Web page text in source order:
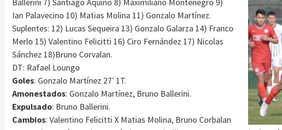
Ian Palavecino 10) Matias Molina 11) Gonzalo Martínez.
Suplentes: 12) Lucas Sequeira 13) Gonzalo Galarza 14) Franco
Merlo 15) Valentino Felicitti 16) Ciro Fernández 17) Nicolas
Sánchez 18)Bruno Corvalan.
DT: Rafael Loungo
Goles: Gonzalo Martínez 27′ 1T.
Amonestados: Gonzalo Martínez, Bruno Ballerini.
Expulsado: Bruno Ballerini.
Cambios: Valentino Felicitti X Matias Molina, Bruno Corbalan